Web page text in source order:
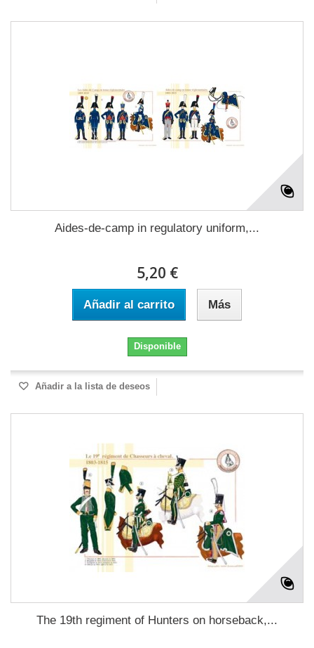
Aides-de-camp in regulatory uniform,...
5,20 €
Añadir al carrito Más
Disponible
Añadir a la lista de deseos
The 19th regiment of Hunters on horseback,...